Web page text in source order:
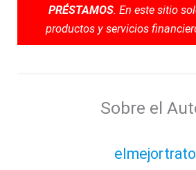
PRÉSTAMOS. En este sitio
productos y servicios
Sobre el
elmejortrato